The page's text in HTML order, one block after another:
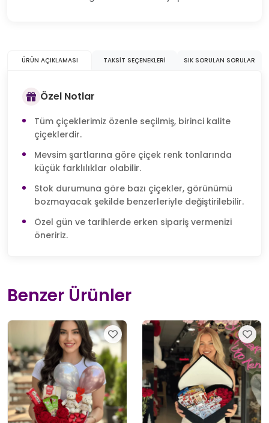
ÜRÜN AÇIKLAMASI TAKSIT SEÇENEKLERI SIK SORULAN SORULAR
Özel Notlar
Tüm çiçeklerimiz özenle seçilmiş, birinci kalite
çiçeklerdir.
Mevsim şartlarına göre çiçek renk tonlarında
küçük farklılıklar olabilir.
Stok durumuna göre bazı çiçekler, görünümü
bozmayacak şekilde benzerleriyle değiştirilebilir.
Özel gün ve tarihlerde erken sipariş vermenizi
öneririz.
Benzer Ürünler